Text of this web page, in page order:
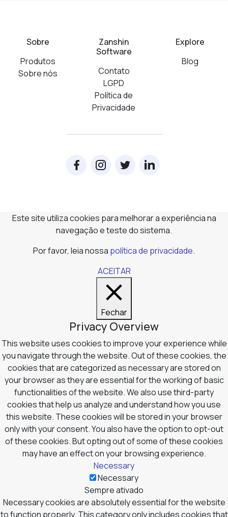
Sobre
Produtos
Sobre nós
Zanshin
Software
Contato
LGPD
Política de
Privacidade
Explore
Blog
Este site utiliza cookies para melhorar a experiência na
navegação e teste do sistema.
Por favor, leia nossa política de privacidade.
ACEITAR
Fechar
Privacy Overview
This website uses cookies to improve your experience while
you navigate through the website. Out of these cookies, the
cookies that are categorized as necessary are stored on
your browser as they are essential for the working of basic
functionalities of the website. We also use third-party
cookies that help us analyze and understand how you use
this website. These cookies will be stored in your browser
only with your consent. You also have the option to opt-out
of these cookies. But opting out of some of these cookies
may have an effect on your browsing experience.
Necessary
Necessary
Sempre ativado
Necessary cookies are absolutely essential for the website
to function properly. This category only includes cookies that